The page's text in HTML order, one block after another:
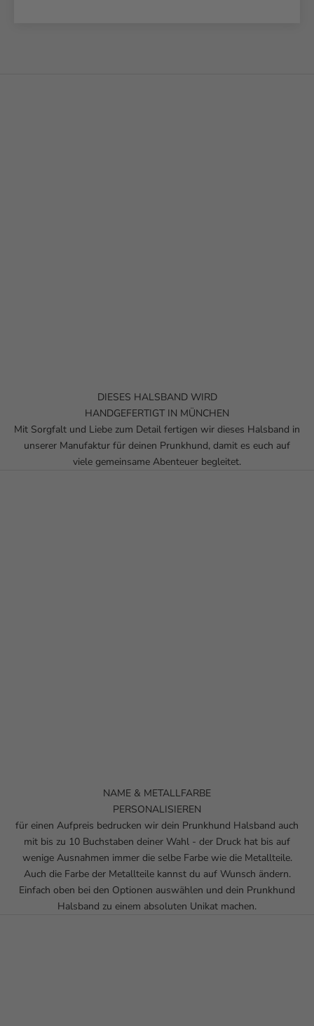
DIESES HALSBAND WIRD
HANDGEFERTIGT IN MÜNCHEN
Mit Sorgfalt und Liebe zum Detail fertigen wir dieses Halsband in
unserer Manufaktur für deinen Prunkhund, damit es euch auf
viele gemeinsame Abenteuer begleitet.
NAME & METALLFARBE
PERSONALISIEREN
für einen Aufpreis bedrucken wir dein Prunkhund Halsband auch
mit bis zu 10 Buchstaben deiner Wahl - der Druck hat bis auf
wenige Ausnahmen immer die selbe Farbe wie die Metallteile.
Auch die Farbe der Metallteile kannst du auf Wunsch ändern.
Einfach oben bei den Optionen auswählen und dein Prunkhund
Halsband zu einem absoluten Unikat machen.